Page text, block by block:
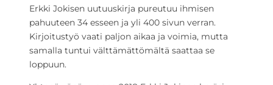
Erkki Jokisen uutuuskirja pureutuu ihmisen
pahuuteen 34 esseen ja yli 400 sivun verran.
Kirjoitustyö vaati paljon aikaa ja voimia, mutta
samalla tuntui välttämättömältä saattaa se
loppuun.